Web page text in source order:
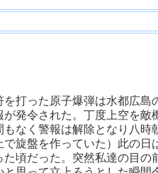
打った原子爆弾は水都広島
発令された。丁度上空を敵
なく警報は解除となり八時
旋盤を作っていた）此の日
頃だった。突然私達の目の